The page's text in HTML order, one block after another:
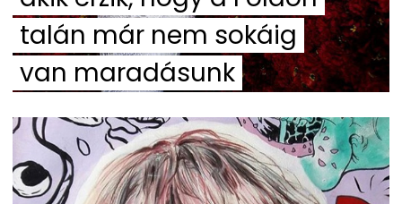
talán már nem sokáig
van maradásunk